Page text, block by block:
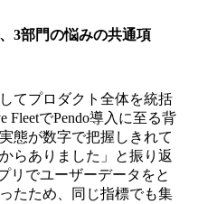
3部門の悩みの共通項
てプロダクト全体を統括
FleetでPendo導入に至る背
態が数字で把握しきれて
らありました」と振り返
リでユーザーデータをと
たため、同じ指標でも集